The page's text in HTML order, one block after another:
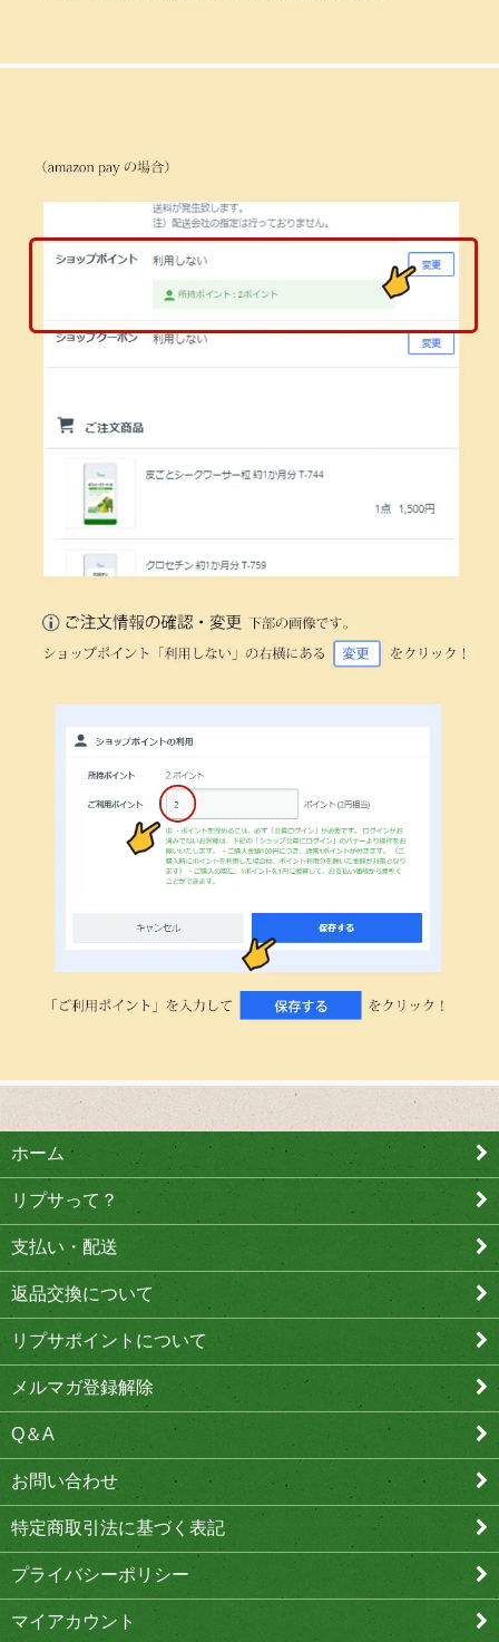
ホーム
リプサって？
支払い・配送
返品交換について
リプサポイントについて
メルマガ登録解除
Q＆A
お問い合わせ
特定商取引法に基づく表記
プライバシーポリシー
マイアカウント